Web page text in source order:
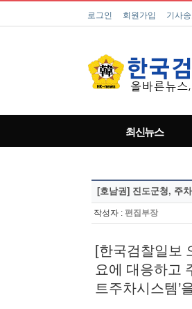
로그인 회원가입 기사
최신뉴스
[호남권] 진도군청, 주
작성자 : 편집부장
[한국검찰일보
요에 대응하고
트주차시스템’